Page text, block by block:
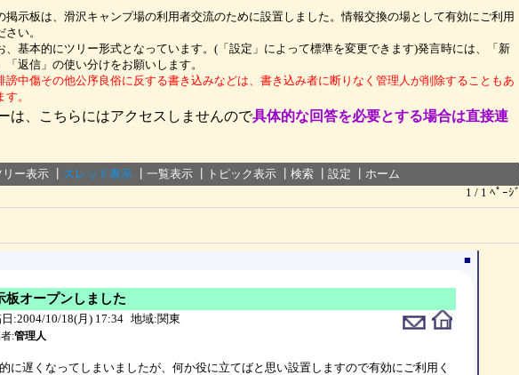
掲示板は、滑沢キャンプ場の利用者交流のために設置しました。情報交換の場として有効にご利用
さい。
、基本的にツリー形式となっています。(「設定」によって標準を変更できます)発言時には、「新
「返信」の使い分けをお願いします。
謗中傷その他公序良俗に反する書き込みなどは、書き込み者に断りなく管理人が削除することもあ
す。
は、こちらにはアクセスしませんので具体的な回答を必要とする場合は直接連
リー表示 スレッド表示 一覧表示 トピック表示 検索 設定
ホーム
1 / 1 ﾍﾟｰｼﾞ
■
板オープンしました
:2004/10/18(月) 17:34 地域:関東
:管理人
に遅くなってしまいましたが、何か役に立てばと思い設置しますので有効にご利用く